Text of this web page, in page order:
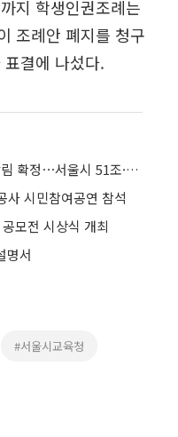
지 학생인권조례는
조례안 폐지를 청구
결에 나섰다.
서울시의회, 2026년 예산 62조 살림 확정⋯서울시 51조·교육청 10조
사 시민참여공연 참석
모전 시상식 개최
명서
#서울시교육청